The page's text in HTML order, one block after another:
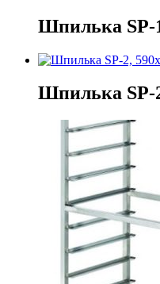
Шпилька SP-
Шпилька SP-